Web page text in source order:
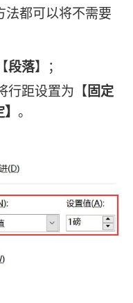
法都可以将不需要
段落】；
行距设置为【固定
。